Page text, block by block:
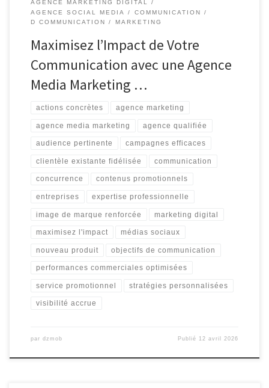
AGENCE MARKETING DIGITAL
AGENCE SOCIAL MEDIA
COMMUNICATION
D COMMUNICATION
MARKETING
Maximisez l’Impact de Votre
Communication avec une Agence
Media Marketing …
actions concrètes agence marketing
agence media marketing agence qualifiée
audience pertinente campagnes efficaces
clientèle existante fidélisée communication
concurrence contenus promotionnels
entreprises expertise professionnelle
image de marque renforcée marketing digital
maximisez l'impact médias sociaux
nouveau produit objectifs de communication
performances commerciales optimisées
service promotionnel stratégies personnalisées
visibilité accrue
par dzmob Publié 12 avril 2026